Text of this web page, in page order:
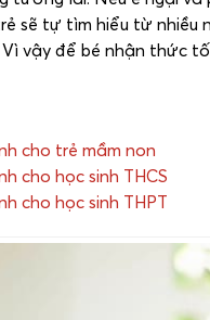
sẽ tự tìm hiểu từ
Vì vậy để bé nhận thức
cho trẻ mầm non
cho học sinh THCS
cho học sinh THPT